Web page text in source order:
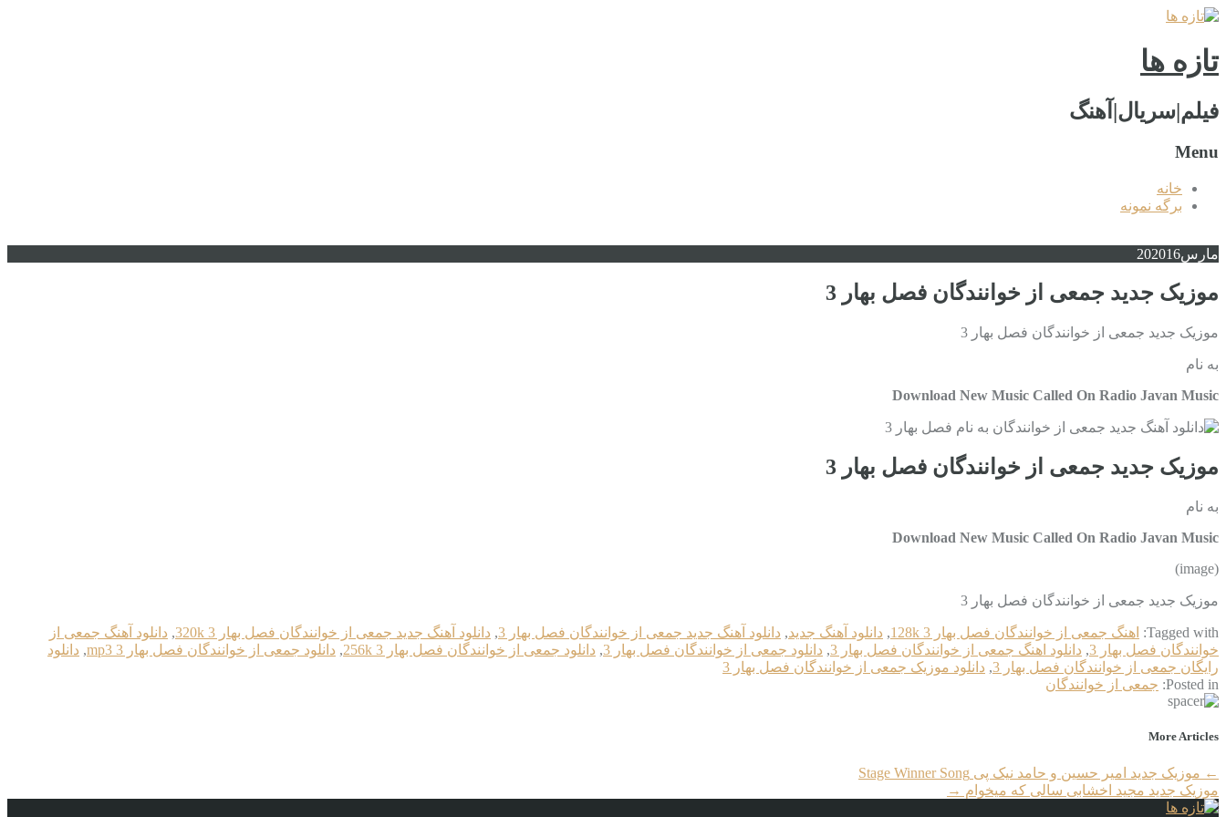
تازه ها
فیلم|سریال|آهنگ
Menu
خانه
برگه نمونه
مارس 202016
موزیک جدید جمعی از خوانندگان فصل بهار 3
موزیک جدید جمعی از خوانندگان فصل بهار 3
به نام
Download New Music Called On Radio Javan Music
موزیک جدید جمعی از خوانندگان فصل بهار 3
به نام
Download New Music Called On Radio Javan Music
(image)
موزیک جدید جمعی از خوانندگان فصل بهار 3
Tagged with: اهنگ جمعی از خوانندگان فصل بهار 3 128k , دانلود آهنگ جدید, دانلود آهنگ جدید جمعی از خوانندگان فصل بهار 3 , دانلود آهنگ جدید جمعی از خوانندگان فصل بهار 3 320k , دانلود آهنگ جمعی از
خوانندگان فصل بهار 3
, دانلود اهنگ جمعی از خوانندگان فصل بهار 3 , دانلود جمعی از خوانندگان فصل بهار 3 , دانلود جمعی از خوانندگان فصل بهار 3 256k , دانلود جمعی از خوانندگان فصل بهار 3 mp3 , دانلود
رایگان جمعی از خوانندگان فصل بهار 3
, دانلود موزیک جمعی از خوانندگان فصل بهار 3
Posted in: جمعی از خوانندگان
More Articles
← موزیک جدید امیر حسین و حامد نیک پی Stage Winner Song
موزیک جدید مجید اخشابی سالی که میخوام →